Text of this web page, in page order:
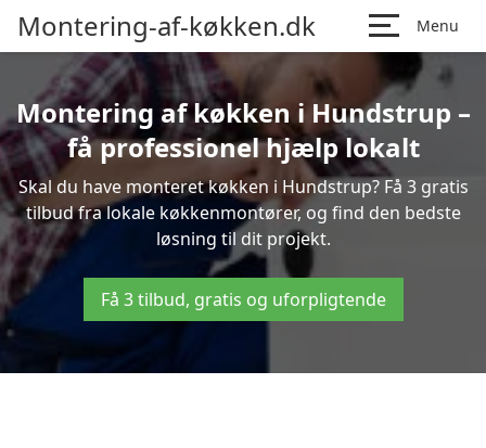
Montering-af-køkken.dk Menu
Montering af køkken i Hundstrup –
få professionel hjælp lokalt
Skal du have monteret køkken i Hundstrup? Få 3 gratis
tilbud fra lokale køkkenmontører, og find den bedste
løsning til dit projekt.
Få 3 tilbud, gratis og uforpligtende